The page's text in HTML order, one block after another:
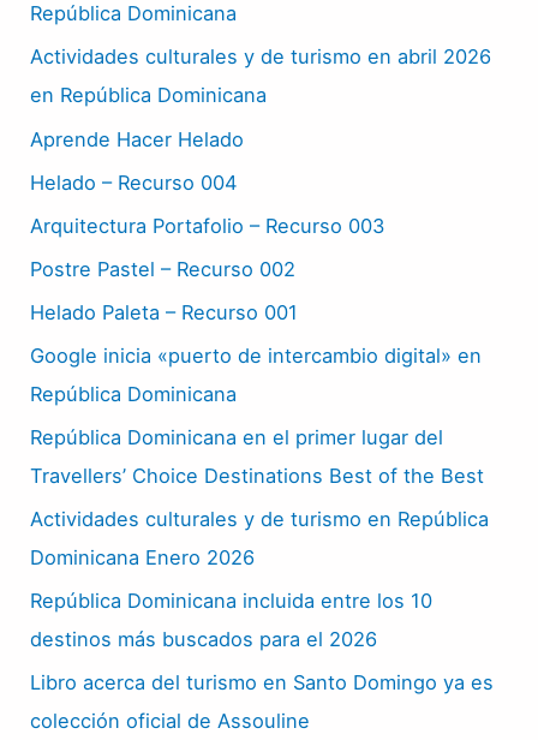
República Dominicana
Actividades culturales y de turismo en abril 2026
en República Dominicana
Aprende Hacer Helado
Helado – Recurso 004
Arquitectura Portafolio – Recurso 003
Postre Pastel – Recurso 002
Helado Paleta – Recurso 001
Google inicia «puerto de intercambio digital» en
República Dominicana
República Dominicana en el primer lugar del
Travellers’ Choice Destinations Best of the Best
Actividades culturales y de turismo en República
Dominicana Enero 2026
República Dominicana incluida entre los 10
destinos más buscados para el 2026
Libro acerca del turismo en Santo Domingo ya es
colección oficial de Assouline